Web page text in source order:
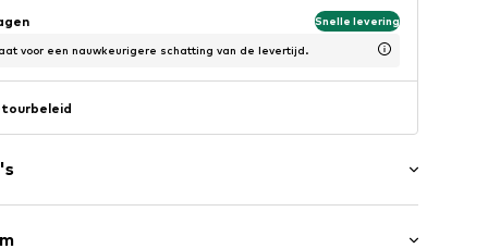
Snelle levering
voor een nauwkeurigere schatting van de levertijd.